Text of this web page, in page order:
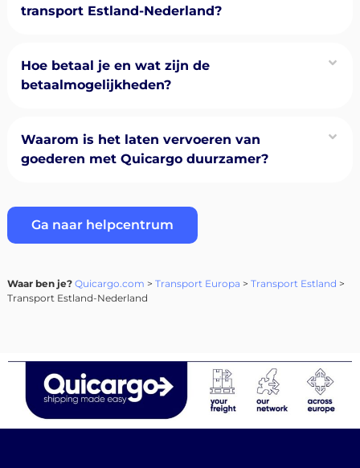
transport Estland-Nederland?
Hoe betaal je en wat zijn de
betaalmogelijkheden?
Waarom is het laten vervoeren van
goederen met Quicargo duurzamer?
Ga naar helpcentrum
Waar ben je? Quicargo.com > Transport Europa > Transport Estland >
Transport Estland-Nederland